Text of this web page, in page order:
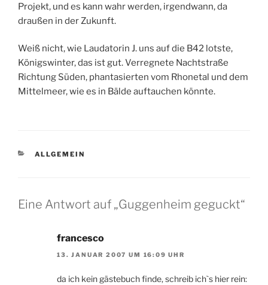
Projekt, und es kann wahr werden, irgendwann, da
draußen in der Zukunft.
Weiß nicht, wie Laudatorin J. uns auf die B42 lotste,
Königswinter, das ist gut. Verregnete Nachtstraße
Richtung Süden, phantasierten vom Rhonetal und dem
Mittelmeer, wie es in Bälde auftauchen könnte.
KATEGORIEN
ALLGEMEIN
Eine Antwort auf „Guggenheim geguckt“
francesco
13. JANUAR 2007 UM 16:09 UHR
da ich kein gästebuch finde, schreib ich`s hier rein: